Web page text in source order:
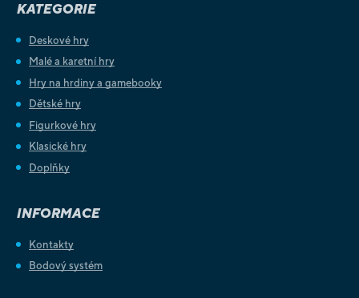
KATEGORIE
Deskové hry
Malé a karetní hry
Hry na hrdiny a gamebooky
Dětské hry
Figurkové hry
Klasické hry
Doplňky
INFORMACE
Kontakty
Bodový systém